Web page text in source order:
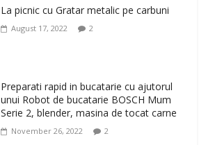
La picnic cu Gratar metalic pe carbuni
August 17, 2022 2
Preparati rapid in bucatarie cu ajutorul
unui Robot de bucatarie BOSCH Mum
Serie 2, blender, masina de tocat carne
November 26, 2022 2